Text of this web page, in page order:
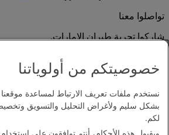
تواصلوا معنا
شاركوا تجربة طيران الإمارات.
خصوصيتكم من أولوياتنا
نستخدم ملفات تعريف الارتباط لمساعدة
بشكل سليم ولأغراض التحليل والتسويق
لكم.
وبقبول هذه الأحكام، أنتم توافقون على